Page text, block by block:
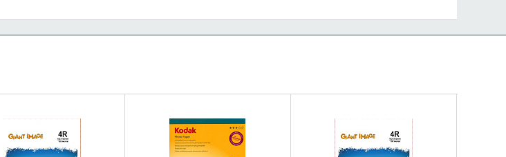
УТОЧНИТЬ НАЛИЧИЕ УТОЧНИТЬ НАЛИЧИЕ УТОЧНИТЬ НАЛИЧИЕ